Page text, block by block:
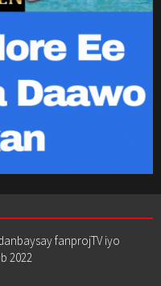
fanprojTV iyo
2022